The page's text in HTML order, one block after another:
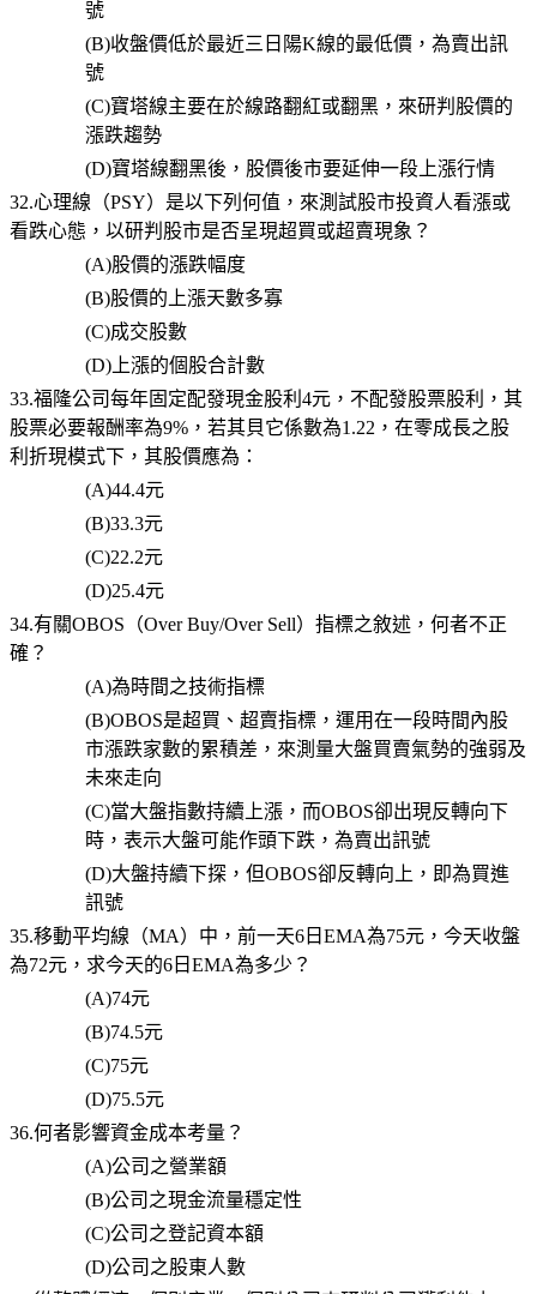
號
(B)收盤價低於最近三日陽K線的最低價，為賣出訊
號
(C)寶塔線主要在於線路翻紅或翻黑，來研判股價的
漲跌趨勢
(D)寶塔線翻黑後，股價後市要延伸一段上漲行情
32.心理線（PSY）是以下列何值，來測試股市投資人看漲或
看跌心態，以研判股市是否呈現超買或超賣現象？
(A)股價的漲跌幅度
(B)股價的上漲天數多寡
(C)成交股數
(D) 上漲的個股合計數
33.福隆公司每年固定配發現金股利4元，不配發股票股利，其
股票必要報酬率為9%，若其貝它係數為1.22，在零成長之股
利折現模式下，其股價應為：
(A)44.4元
(B)33.3元
(C)22.2元
(D)25.4元
34.有關OBOS（Over Buy/Over Sell）指標之敘述，何者不正
確？
(A)為時間之技術指標
(B)OBOS是超買、超賣指標，運用在一段時間內股
市漲跌家數的累積差，來測量大盤買賣氣勢的強弱及
未來走向
(C)當大盤指數持續上漲，而OBOS卻出現反轉向下
時，表示大盤可能作頭下跌，為賣出訊號
(D)大盤持續下探，但OBOS卻反轉向上，即為買進
訊號
35.移動平均線（MA）中，前一天6日EMA為75元，今天收盤
為72元，求今天的6日EMA為多少？
(A)74元
(B)74.5元
(C)75元
(D)75.5元
36.何者影響資金成本考量？
(A)公司之營業額
(B)公司之現金流量穩定性
(C)公司之登記資本額
(D)公司之股東人數